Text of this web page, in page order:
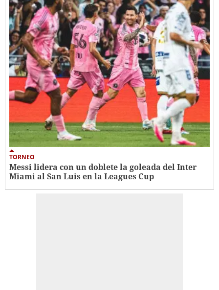
TORNEO
Messi lidera con un doblete la goleada del Inter
Miami al San Luis en la Leagues Cup